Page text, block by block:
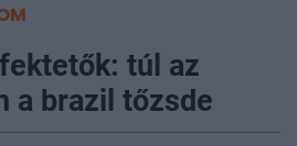
túl az
a brazil tőzsde